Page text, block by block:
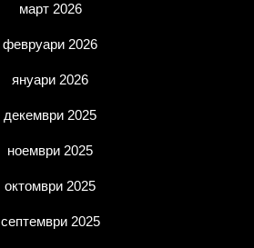
март 2026
февруари 2026
януари 2026
декември 2025
ноември 2025
октомври 2025
септември 2025